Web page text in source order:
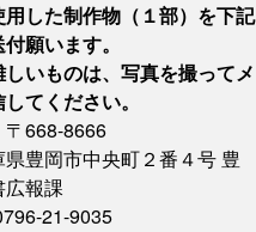
した制作物（１部）を下記
願います。
いものは、写真を撮ってメ
てください。
668-8666
岡市中央町２番４号 豊
広報課
21-9035